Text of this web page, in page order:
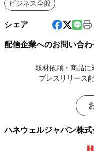
ビジネス全般
シェア
配信企業へのお問い合わ
取材依頼・商品に
プレスリリース
ハネウェルジャパン株